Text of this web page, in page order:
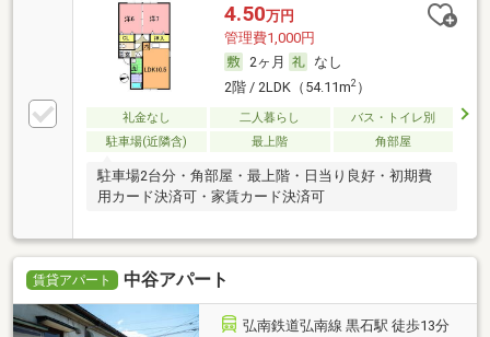
4.50万円
管理費1,000円
2ヶ月
なし
2階 / 2LDK（54.11m2）
礼金なし 二人暮らし
バス・トイレ別
駐車場(近隣含)
最上階 角部屋
駐車場2台分・角部屋・最上階・日当り良好・初期費
用カード決済可・家賃カード決済可
賃貸アパート 中谷アパート
弘南鉄道弘南線 黒石駅 徒歩13分